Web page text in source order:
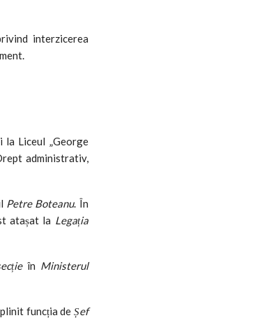
interzicerea
la Liceul „George
administrativ,
Petre Boteanu. În
atașat la Legația
în Ministerul
funcția de Șef